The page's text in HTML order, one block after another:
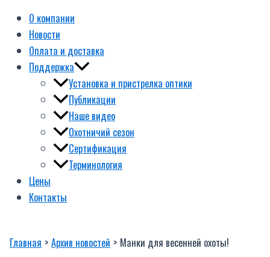
О компании
Новости
Оплата и доставка
Поддержка
Установка и пристрелка оптики
Публикации
Наше видео
Охотничий сезон
Сертификация
Терминология
Цены
Контакты
Главная Архив новостей Манки для весенней охоты!